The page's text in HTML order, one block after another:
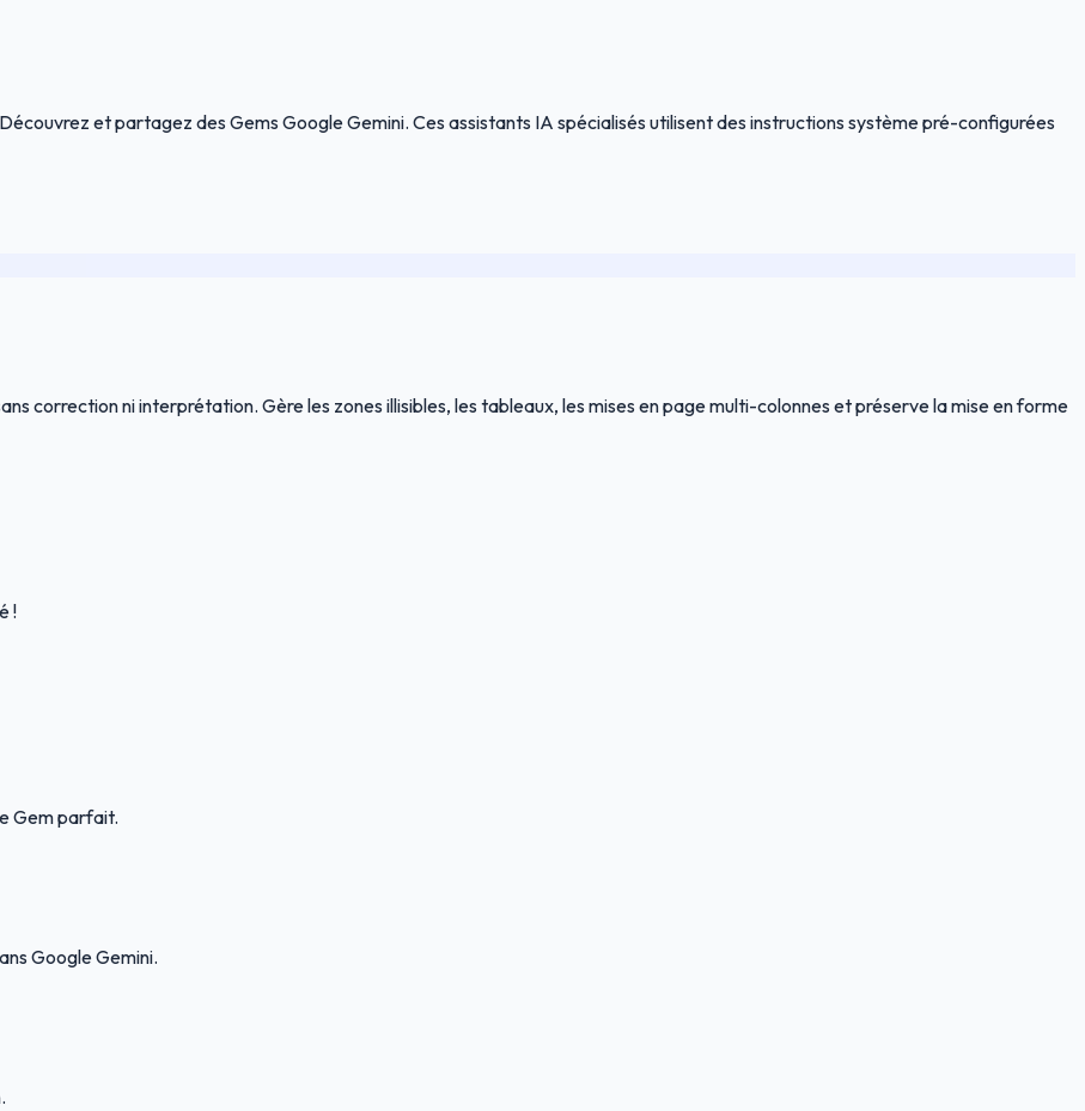
et partagez des Gems Google Gemini. Ces assistants IA spécialisés utilisent des instructions système pré-configurées
correction ni interprétation. Gère les zones illisibles, les tableaux, les mises en page multi-colonnes et préserve la mise en forme
!
Gem parfait.
Google Gemini.